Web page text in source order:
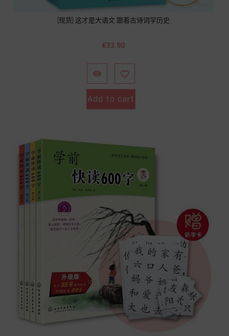
[现货] 这才是大语文 跟着古诗词学历史
價
€33.90
 
Add to cart